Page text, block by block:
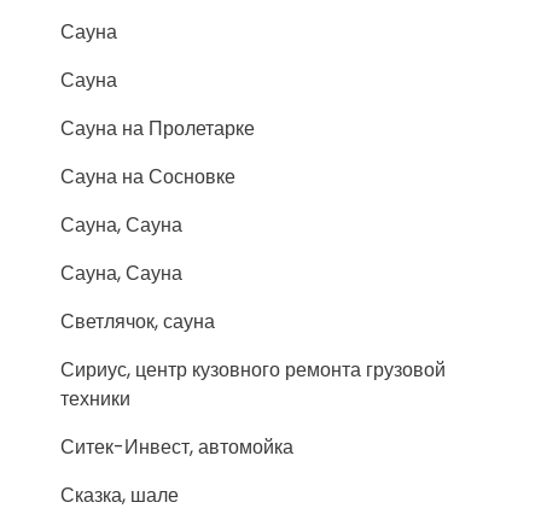
Сауна
Сауна
Сауна на Пролетарке
Сауна на Сосновке
Сауна, Сауна
Сауна, Сауна
Светлячок, сауна
Сириус, центр кузовного ремонта грузовой
техники
Ситек-Инвест, автомойка
Сказка, шале